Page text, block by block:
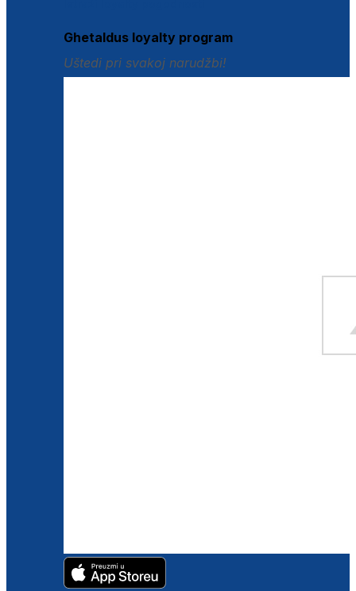
Ghetaldus loyalty program
Uštedi pri svakoj narudžbi!